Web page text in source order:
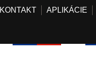
KONTAKT APLIKÁCIE